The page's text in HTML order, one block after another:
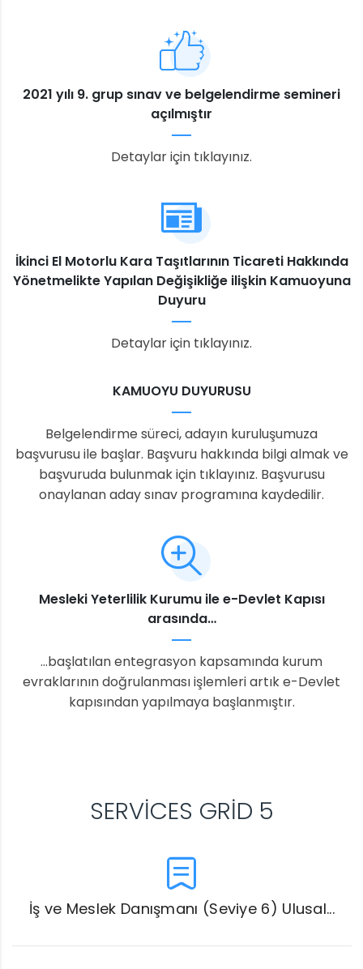
2021 yılı 9. grup sınav ve belgelendirme semineri
açılmıştır
Detaylar için tıklayınız.
İkinci El Motorlu Kara Taşıtlarının Ticareti Hakkında
Yönetmelikte Yapılan Değişikliğe ilişkin Kamuoyuna
Duyuru
Detaylar için tıklayınız.
KAMUOYU DUYURUSU
Belgelendirme süreci, adayın kuruluşumuza
başvurusu ile başlar. Başvuru hakkında bilgi almak ve
başvuruda bulunmak için tıklayınız. Başvurusu
onaylanan aday sınav programına kaydedilir.
Mesleki Yeterlilik Kurumu ile e-Devlet Kapısı
arasında…
…başlatılan entegrasyon kapsamında kurum
evraklarının doğrulanması işlemleri artık e-Devlet
kapısından yapılmaya başlanmıştır.
SERVICES GRID 5
İş ve Meslek Danışmanı (Seviye 6) Ulusal...